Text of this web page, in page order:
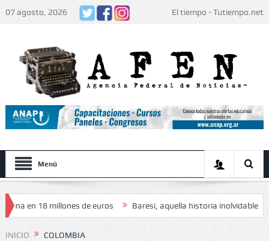
07 agosto, 2026 El tiempo - Tutiempo.net
Menú
18 millones de euros Baresi, aquella historia inolvidable El
«Decidieron no hacer festejos»
INICIO COLOMBIA